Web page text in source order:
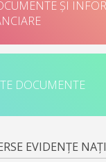
ȘI
DOCUMENTE
EVIDENȚE